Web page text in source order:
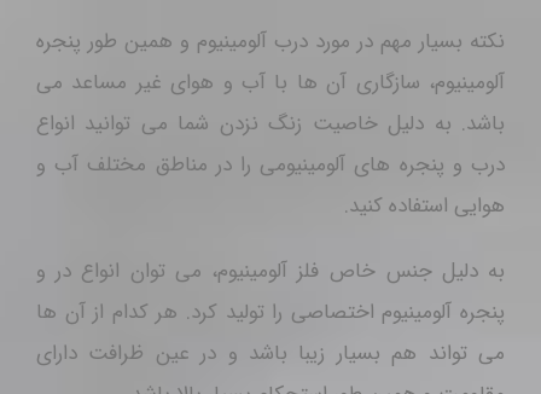
باشد. به دلیل خاصیت زنگ نزدن شما می توانید انواع
درب و پنجره های آلومینیومی را در مناطق مختلف آب و
هوایی استفاده کنید.
به دلیل جنس خاص فلز آلومینیوم، می توان انواع در و
پنجره آلومینیوم اختصاصی را تولید کرد. هر کدام از آن ها
می تواند هم بسیار زیبا باشد و در عین ظرافت دارای
مقاومت و همین طور استحکام بسیار بالا باشد.
یکی دیگر از مزایای عالی یک در آلومینیومی یا پنجره